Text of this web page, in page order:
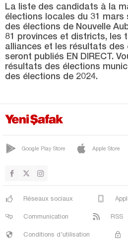
ORHANGAZİ
OSMANGAZİ
YENİŞEHİR
YILDIRIM
Çanakkale
Çorum
Denizli
Diyarbakır
Düzce
Edirne
Elazığ
Erzincan
Erzurum
La liste des candidats à la
élections locales du 31 mars
des élections de Nouvelle
81 provinces et districts, les
alliances et les résultats des
seront publiés EN DIRECT.
résultats des élections
des élections de 2024.
Google Play Store Apple Store
Réseaux sociaux
Communication RSS
Conditions d'utilisation